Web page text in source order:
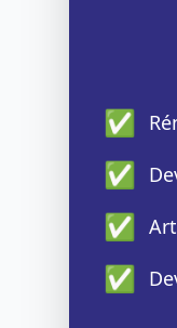
✅
✅
✅
✅